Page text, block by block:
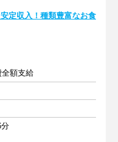
安定収入！種類豊富なお食
額支給